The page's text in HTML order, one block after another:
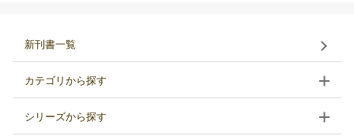
新刊書一覧
カテゴリから探す
シリーズから探す